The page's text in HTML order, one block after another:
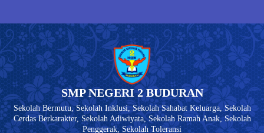
content
SMP NEGERI 2 BUDURAN
Sekolah Bermutu, Sekolah Inklusi, Sekolah Sahabat Keluarga, Sekolah
Cerdas Berkarakter, Sekolah Adiwiyata, Sekolah Ramah Anak, Sekolah
Penggerak, Sekolah Toleransi